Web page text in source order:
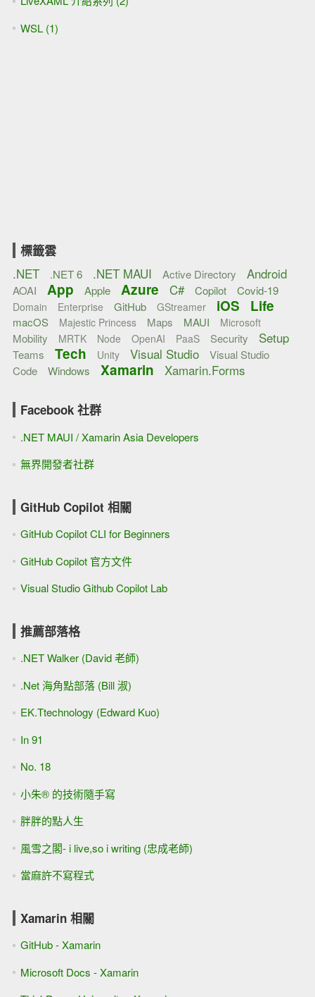
WSL (1)
標籤雲
.NET .NET 6 .NET MAUI Active Directory Android
AOAI App Apple Azure C# Copilot Covid-19
Domain Enterprise GitHub GStreamer iOS Life
macOS Majestic Princess Maps MAUI Microsoft
Mobility MRTK Node OpenAI PaaS Security Setup
Teams Tech Unity Visual Studio
Visual Studio
Code
Windows Xamarin Xamarin.Forms
Facebook 社群
.NET MAUI / Xamarin Asia Developers
無界開發者社群
GitHub Copilot 相關
GitHub Copilot CLI for Beginners
GitHub Copilot 官方文件
Visual Studio Github Copilot Lab
推薦部落格
.NET Walker (David 老師)
.Net 海角點部落 (Bill 淑)
EK.Ttechnology (Edward Kuo)
In 91
No. 18
小朱® 的技術隨手寫
胖胖的點人生
風雪之閣- i live,so i writing (忠成老師)
當麻許不寫程式
Xamarin 相關
GitHub - Xamarin
Microsoft Docs - Xamarin